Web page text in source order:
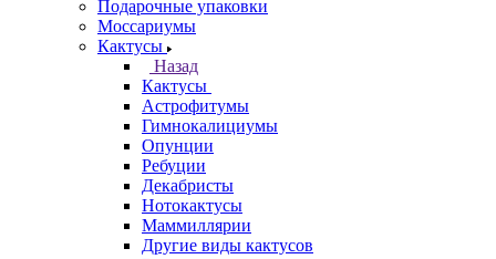
Подарочные упаковки
Моссариумы
Кактусы
Назад
Кактусы
Астрофитумы
Гимнокалициумы
Опунции
Ребуции
Декабристы
Нотокактусы
Маммиллярии
Другие виды кактусов